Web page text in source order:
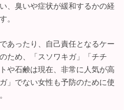
、臭いや症状が緩和するかの経
。
あったり、自己責任となるケー
ため、「スソワキガ」「チチ
や石鹸は現在、非常に人気が高
」でない女性も予防のために使